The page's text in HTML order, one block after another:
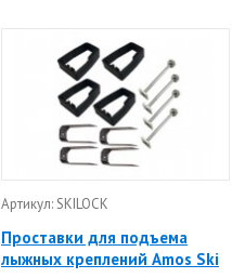
Артикул: SKILOCK
Проставки для подъема
лыжных креплений Amos Ski